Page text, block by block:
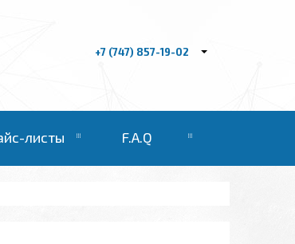
+7 (747) 857-19-02
листы F.A.Q